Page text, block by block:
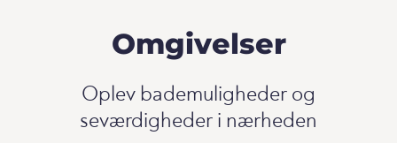
Omgivelser
Oplev bademuligheder og
seværdigheder i nærheden